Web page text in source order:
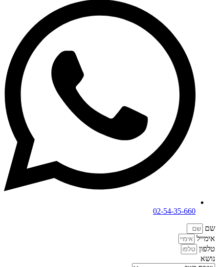
02-54-35-660
שם
אימייל
טלפון
נושא